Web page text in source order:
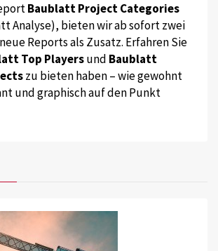
Baublatt Project Categories
Analyse), bieten wir ab sofort zwei
Reports als Zusatz. Erfahren Sie
Top Playersund Baublatt
zu bieten haben – wie gewohnt
und graphisch auf den Punkt